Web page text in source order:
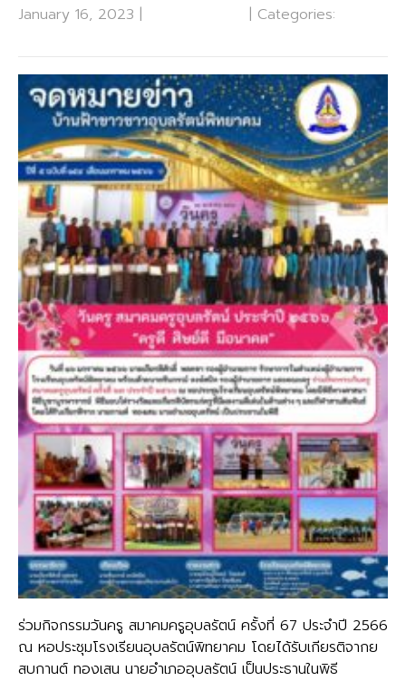
January 16, 2023 | | Categories:
ร่วมกิจกรรมวันครู สมาคมครูอุบลรัตน์ ครั้งที่ 67 ประจำปี 2566
ณ หอประชุมโรงเรียนอุบลรัตน์พิทยาคม โดยได้รับเกียรติจากย
สบกานต์ ทองเสน นายอำเภออุบลรัตน์ เป็นประธานในพิธี